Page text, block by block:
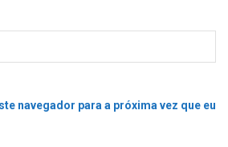
navegador para a próxima vez que eu